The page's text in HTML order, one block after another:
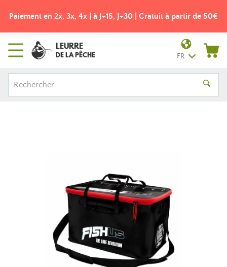
Paiement en 2x, 3x, 4x | à J+15, J+30 | Gratuit à partir de 50€
LEURRE
DE LA PÊCHE FR